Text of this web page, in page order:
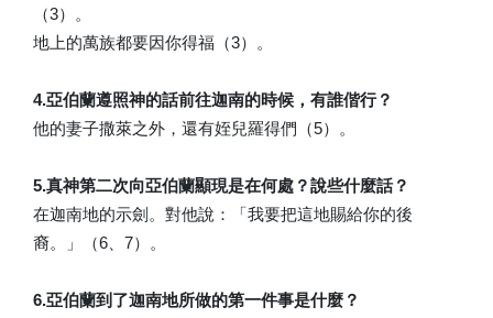
（3）。
地上的萬族都要因你得福（3）。
4.亞伯蘭遵照神的話前往迦南的時候，有誰偕行？
他的妻子撒萊之外，還有姪兒羅得們（5）。
5.真神第二次向亞伯蘭顯現是在何處？說些什麼話？
在迦南地的示劍。對他說：「我要把這地賜給你的後
裔。」（6、7）。
6.亞伯蘭到了迦南地所做的第一件事是什麼？